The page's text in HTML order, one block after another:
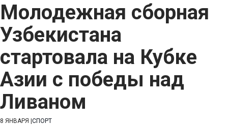
Молодежная сборная
Узбекистана
стартовала на Кубке
Азии с победы над
Ливаном
8 ЯНВАРЯ СПОРТ